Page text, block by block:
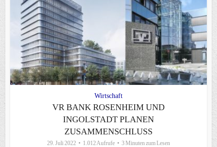
Wirtschaft
VR BANK ROSENHEIM UND
INGOLSTADT PLANEN
ZUSAMMENSCHLUSS
29. Juli 2022 1.012 Aufrufe 3 Minuten zum Lesen